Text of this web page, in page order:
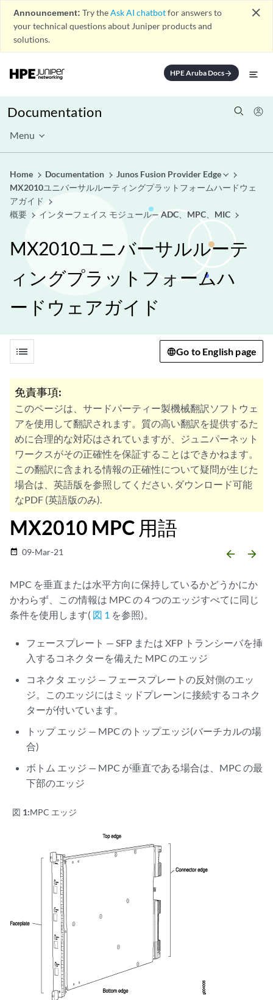
Announcement: Try theAsk AI chatbotfor answers to
your technical questions about Juniper products and
solutions.
close
HPE Aruba Docsarrow_forward
Documentation
Menu
Home Documentation
Junos Fusion Provider Edge
MX2010ユニバーサルルーティングプラットフォームハードウェ
アガイド
概要
インターフェイス モジュール— ADC、MPC、MIC
MX2010ユニバーサルルーテ
ィングプラットフォームハ
ードウェアガイド
list Go to English page
免責事項:
このページは、サードパーティー製機械翻訳ソフトウェ
アを使用して翻訳されます。質の高い翻訳を提供するた
めに合理的な対応はされていますが、ジュニパーネット
ワークスがその正確性を保証することはできかねます。
この翻訳に含まれる情報の正確性について疑問が生じた
場合は、英語版を参照してください. ダウンロード可能
なPDF (英語版のみ).
MX2010 MPC 用語
date_range 09-Mar-21 arrow_backward arrow_forward
MPC を垂直または水平方向に保持しているかどうかにか
かわらず、この情報は MPC の 4 つのエッジすべてに同じ
条件を使用します( 図 1 を参照)。
フェースプレート — SFP または XFP トランシーバを挿
入するコネクターを備えた MPC のエッジ
コネクタ エッジ — フェースプレートの反対側のエッ
ジ。このエッジにはミッドプレーンに接続するコネク
ターが付いています。
トップ エッジ — MPC のトップエッジ(バーチカルの場
合)
ボトム エッジ — MPC が垂直である場合は、MPC の最
下部のエッジ
図 1:MPC エッジ